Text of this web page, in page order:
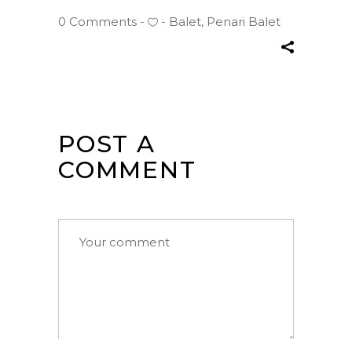
0 Comments Balet, Penari Balet
POST A
COMMENT